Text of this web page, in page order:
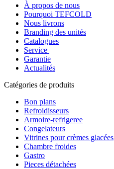
À propos de nous
Pourquoi TEFCOLD
Nous livrons
Branding des unités
Catalogues
Service
Garantie
Actualités
Catégories de produits
Bon plans
Refroidisseurs
Armoire-refrigeree
Congelateurs
Vitrines pour crèmes glacées
Chambre froides
Gastro
Pieces détachées